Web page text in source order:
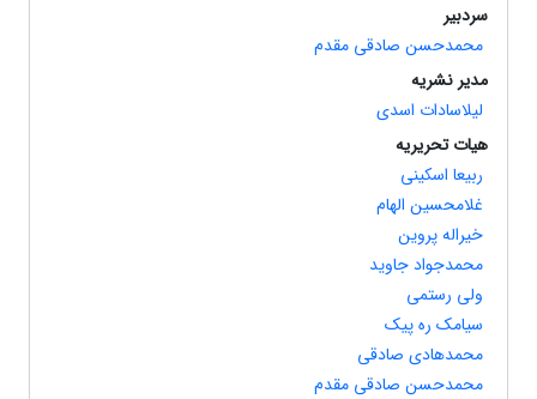
سردبیر
محمدحسن صادقی مقدم
مدیر نشریه
لیلاسادات اسدی
هیات تحریریه
ربیعا اسکینی
غلامحسین الهام
خیراله پروین
محمدجواد جاوید
ولی رستمی
سیامک ره پیک
محمدهادی صادقی
محمدحسن صادقی مقدم